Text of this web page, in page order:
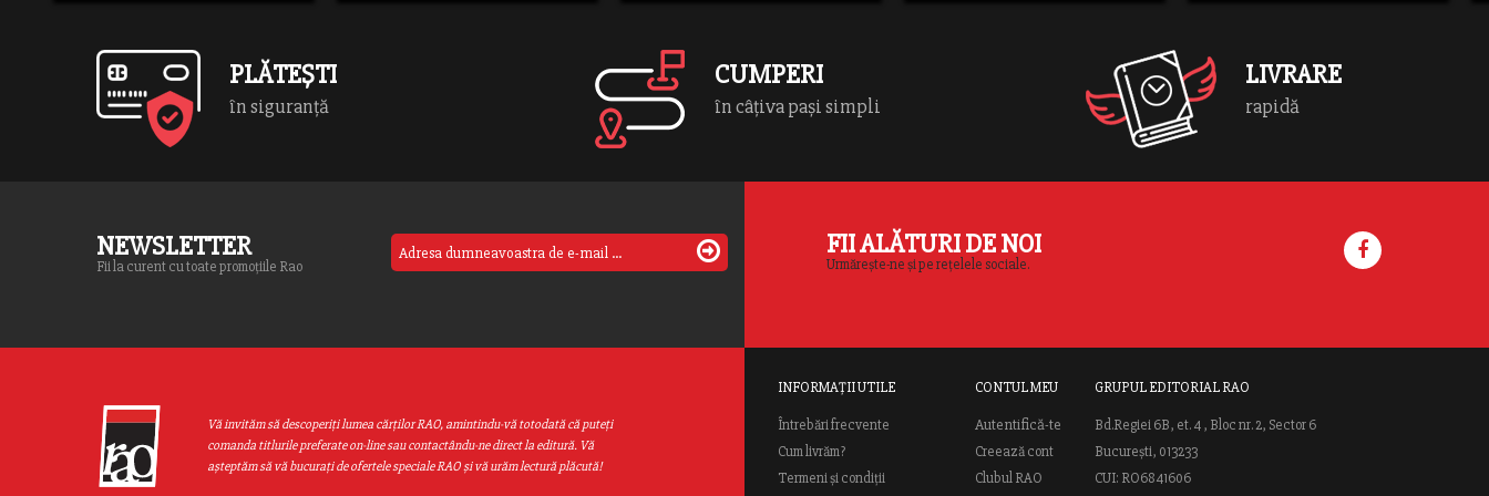
PLĂTEȘTI
în siguranță
CUMPERI
în câțiva pași simpli
LIVRARE
rapidă
NEWSLETTER
Fii la curent cu toate promoțiile Rao
FII ALĂTURI DE NOI
Urmărește-ne și pe rețelele sociale.
Vă invităm să descoperiţi lumea cărţilor RAO, amintindu-vă totodată că puteţi
comanda titlurile preferate on-line sau contactându-ne direct la editură. Vă
aşteptăm să vă bucuraţi de ofertele speciale RAO şi vă urăm lectură plăcută!
INFORMAȚII UTILE
Întrebări frecvente
Cum livrăm?
Termeni și condiții
CONTUL MEU
Autentifică-te
Creează cont
Clubul RAO
GRUPUL EDITORIAL RAO
Bd.Regiei 6B, et. 4 , Bloc nr. 2, Sector 6
București, 013233
CUI: RO6841606